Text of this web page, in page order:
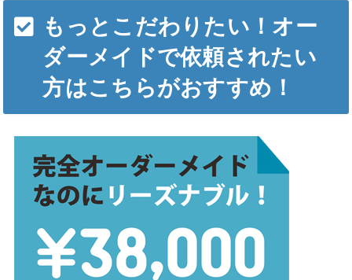
もっとこだわりたい！オー
ダーメイドで依頼されたい
方はこちらがおすすめ！